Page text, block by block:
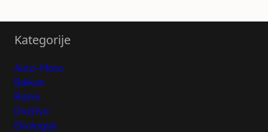
Kategorije
Auto-Moto
Balkan
Biznis
Društvo
Ekologija